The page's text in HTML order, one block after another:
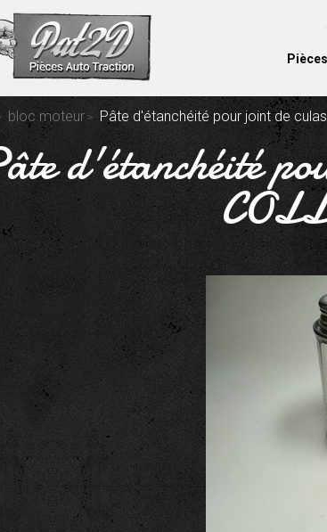
bloc moteur Pâte d'étanchéité pour joint de
d'étanchéité